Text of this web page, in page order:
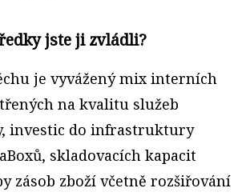
jste ji zvládli?
je vyvážený mix interních
na kvalitu služeb
investic do infrastruktury
skladovacích kapacit
zásob zboží včetně rozšiřování